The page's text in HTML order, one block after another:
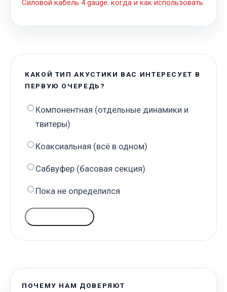
Силовой кабель 4 gauge: когда и как использовать
КАКОЙ ТИП АКУСТИКИ ВАС ИНТЕРЕСУЕТ В
ПЕРВУЮ ОЧЕРЕДЬ?
Компонентная (отдельные динамики и
твитеры)
Коаксиальная (всё в одном)
Сабвуфер (басовая секция)
Пока не определился
ПОЧЕМУ НАМ ДОВЕРЯЮТ